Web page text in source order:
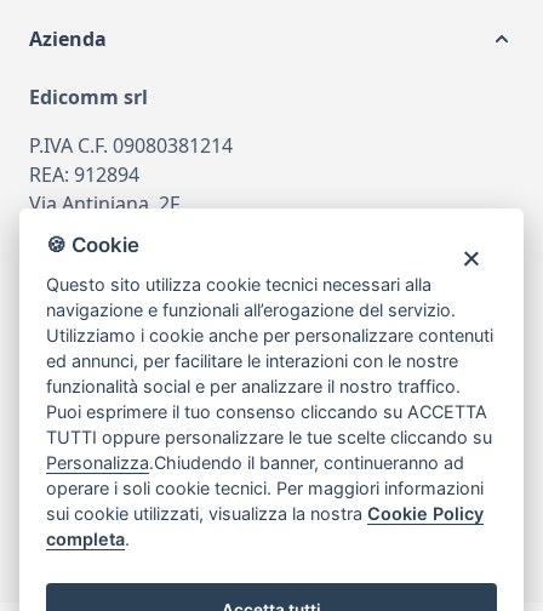
Azienda
Edicomm srl
P.IVA C.F. 09080381214
REA: 912894
Via Antiniana, 2F
80078 Pozzuoli
tel081.7515380
emailinfo@edicomm.it
Assistenza Clienti
Chi siamo
My Account
🍪 Cookie
Questo sito utilizza cookie tecnici necessari alla
navigazione e funzionali all’erogazione del servizio.
Utilizziamo i cookie anche per personalizzare contenuti
ed annunci, per facilitare le interazioni con le nostre
funzionalità social e per analizzare il nostro traffico.
Puoi esprimere il tuo consenso cliccando su ACCETTA
TUTTI oppure personalizzare le tue scelte cliccando su
Personalizza.Chiudendo il banner, continueranno ad
operare i soli cookie tecnici. Per maggiori informazioni
sui cookie utilizzati, visualizza la nostraCookie Policy
completa.